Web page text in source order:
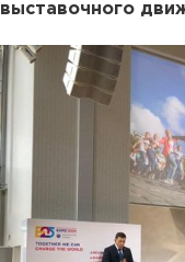
выставочного